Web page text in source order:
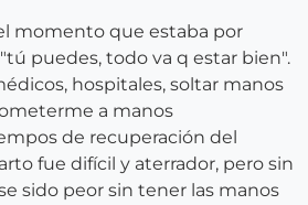
momento que estaba por
puedes, todo va q estar bien".
hospitales, soltar manos
a manos
de recuperación del
fue difícil y aterrador, pero sin
sido peor sin tener las manos